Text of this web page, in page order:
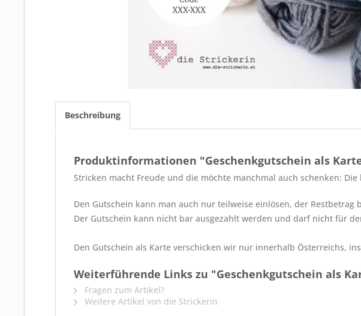
Beschreibung
Produktinformationen "Geschenkgutschein als
Stricken macht Freude und die möchte manchmal auch schenken:
Den Gutschein kann man auch nur teilweise einlösen, der Restbetrag
Der Gutschein kann nicht bar ausgezahlt werden und darf nicht für
Den Gutschein als Karte verschicken wir nur innerhalb Österreichs,
Weiterführende Links zu "Geschenkgutschein als
Fragen zum Artikel?
Weitere Artikel von die Strickerin